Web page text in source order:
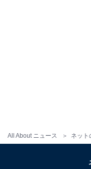
All About ニュース ネット